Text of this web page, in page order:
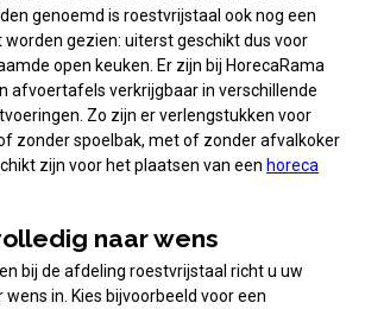
genoemd is roestvrijstaal ook nog een
gezien: uiterst geschikt dus voor
open keuken. Er zijn bij HorecaRama
afvoertafels verkrijgbaar in verschillende
Zo zijn er verlengstukken voor
zonder spoelbak, met of zonder afvalkoker
zijn voor het plaatsen van een horeca
naar wens
bij de afdeling roestvrijstaal richt u uw
wens in. Kies bijvoorbeeld voor een